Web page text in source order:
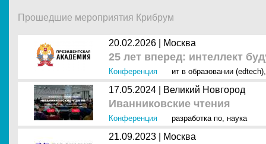
Прошедшие мероприятия Крибрум
20.02.2026 | Москва
25 лет вперед: интеллект
Конференция ит в образовании (edtech)
17.05.2024 | Великий Новгород
Иванниковские чтения
Конференция разработка по, наука
21.09.2023 | Москва